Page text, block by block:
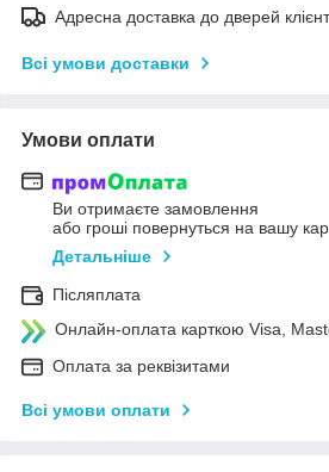
Адресна доставка до дверей
Всі умови доставки
Умови оплати
Ви отримаєте замовлення
або гроші повернуться на вашу
Детальніше
Післяплата
Онлайн-оплата карткою Visa,
Оплата за реквізитами
Всі умови оплати